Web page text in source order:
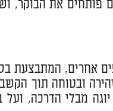
פותחים את הבוקר,
אחרים, המתבצעת
ובטוחה תוך
מבלי הדרכה,